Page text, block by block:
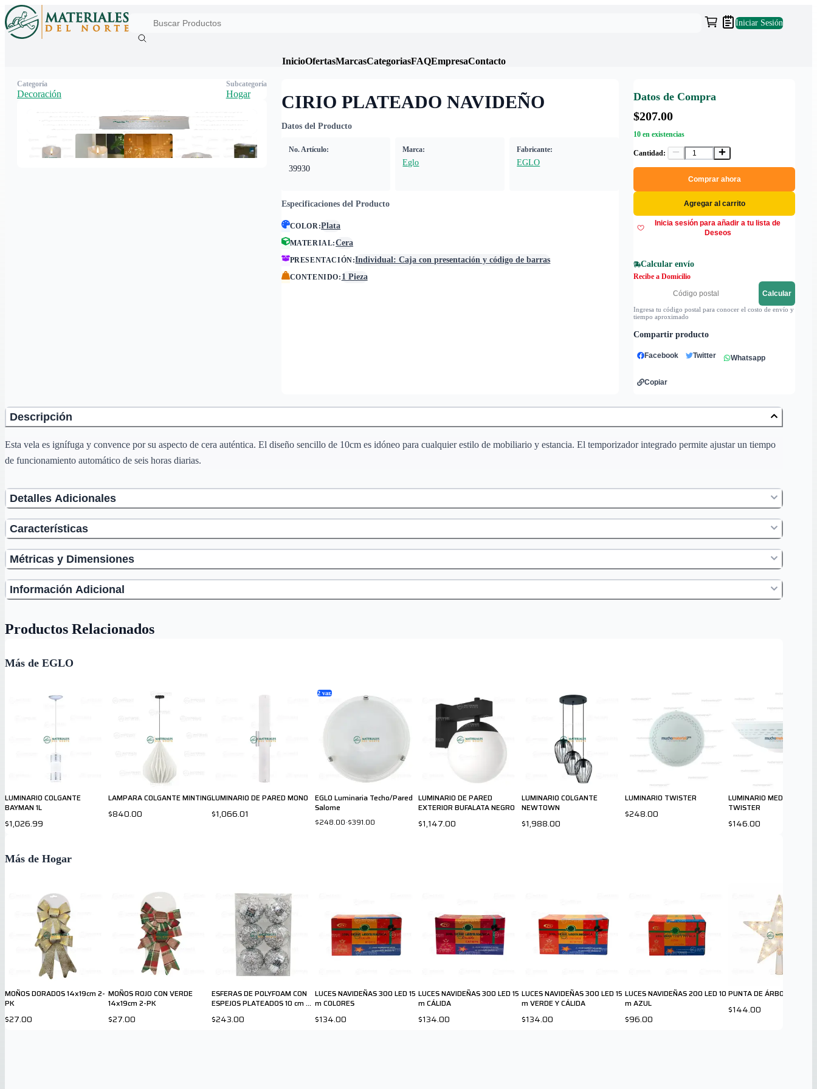
Iniciar Sesión
InicioOfertasMarcasCategoriasFAQEmpresaContacto
CIRIO PLATEADO NAVIDEÑO
Datos del Producto
No. Artículo:
39930
Marca:
Eglo
Fabricante:
EGLO
Especificaciones del Producto
COLOR:Plata
MATERIAL:Cera
PRESENTACIÓN:Individual: Caja con presentación y código de barras
CONTENIDO: 1 Pieza
Datos de Compra
$207.00
10 en existencias
Cantidad:
Comprar ahora
Agregar al carrito
Inicia sesión para añadir a tu lista de
Deseos
Calcular envío
Recibe a Domicilio
Calcular
Ingresa tu código postal para conocer el costo de envío y
tiempo aproximado
Compartir producto
Facebook Twitter Whatsapp
Copiar
Categoría
Decoración
Subcategoría
Hogar
Descripción
Esta vela es ignífuga y convence por su aspecto de cera auténtica. El diseño sencillo de 10cm es idóneo para cualquier estilo de mobiliario y estancia. El temporizador integrado permite ajustar un tiempo
de funcionamiento automático de seis horas diarias.
Detalles Adicionales
Características
Métricas y Dimensiones
Información Adicional
Productos Relacionados
Más de EGLO
LUMINARIO COLGANTE
BAYMAN 1L
$1,026.99
LAMPARA COLGANTE MINTING
$840.00
LUMINARIO DE PARED MONO
$1,066.01
2 var.
EGLO Luminaria Techo/Pared
Salome
$248.00-$391.00
LUMINARIO DE PARED
EXTERIOR BUFALATA NEGRO
$1,147.00
LUMINARIO COLGANTE
NEWTOWN
$1,988.00
LUMINARIO TWISTER
$248.00
LUMINARIO MEDIA LUNA
TWISTER
$146.00
Más de Hogar
MOÑOS DORADOS 14x19cm 2-
PK
$27.00
MOÑOS ROJO CON VERDE
14x19cm 2-PK
$27.00
ESFERAS DE POLYFOAM CON
ESPEJOS PLATEADOS 10 cm 6-
$243.00
LUCES NAVIDEÑAS 300 LED 15
m COLORES
$134.00
LUCES NAVIDEÑAS 300 LED 15
m CÁLIDA
$134.00
LUCES NAVIDEÑAS 300 LED 15
m VERDE Y CÁLIDA
$134.00
LUCES NAVIDEÑAS 200 LED 10
m AZUL
$96.00
PUNTA DE ÁRBOL 30 L
$144.00